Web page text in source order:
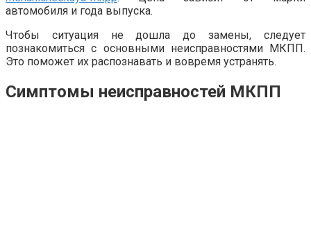
автомобиля и года выпуска.
Чтобы ситуация не дошла до замены, следует
познакомиться с основными неисправностями МКПП.
Это поможет их распознавать и вовремя устранять.
Симптомы неисправностей МКПП